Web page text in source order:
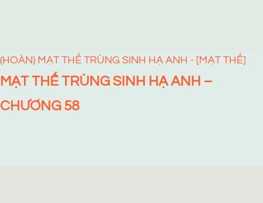
(HOÀN) MẠT THẾ TRÙNG SINH HẠ ANH - [MẠT THẾ]
MẠT THẾ TRÙNG SINH HẠ ANH –
CHƯƠNG 58